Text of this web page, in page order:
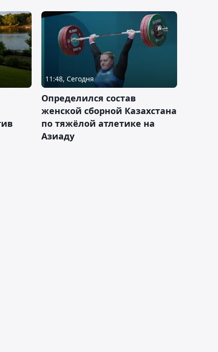
11:48, Сегодня
Определился состав
женской сборной Казахстана
по тяжёлой атлетике на
Азиаду